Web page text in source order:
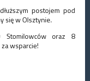
postojem pod
się w Olsztynie.
Stomilowców oraz 8
wsparcie!